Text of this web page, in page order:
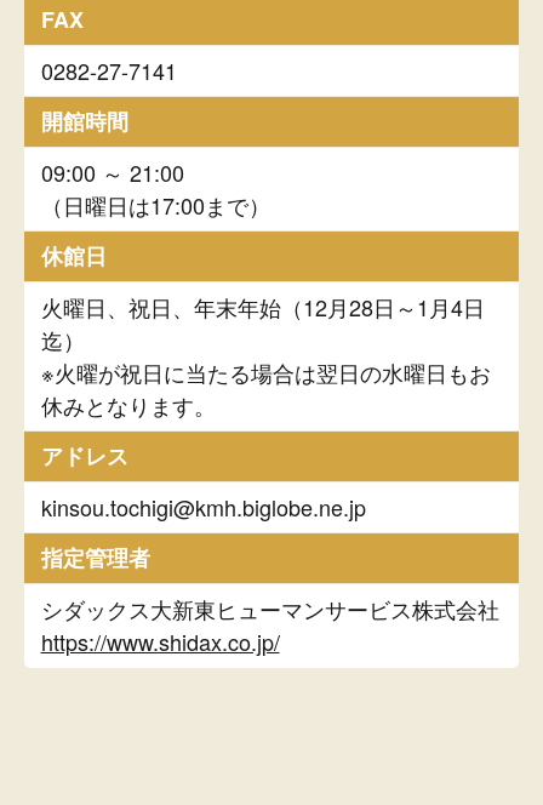
FAX
0282-27-7141
開館時間
09:00 ～ 21:00
（日曜日は17:00まで）
休館日
火曜日、祝日、年末年始（12月28日～1月4日
迄）
※火曜が祝日に当たる場合は翌日の水曜日もお
休みとなります。
アドレス
kinsou.tochigi@kmh.biglobe.ne.jp
指定管理者
シダックス大新東ヒューマンサービス株式会社
https://www.shidax.co.jp/